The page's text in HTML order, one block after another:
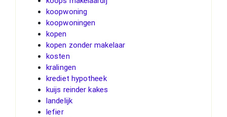
koopwoning
koopwoningen
kopen
kopen zonder makelaar
kosten
kralingen
krediet hypotheek
kuijs reinder kakes
landelijk
lefier